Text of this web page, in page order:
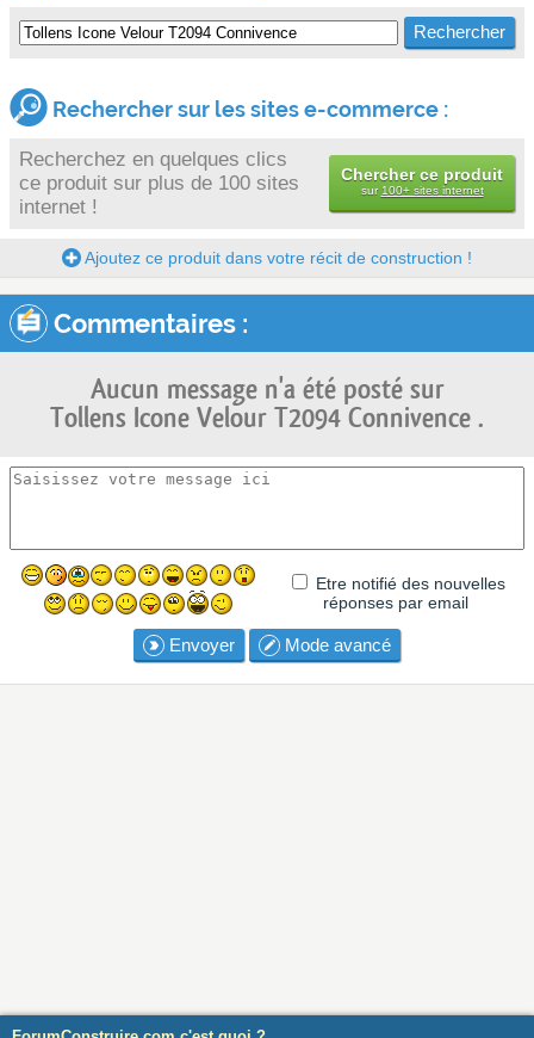
Rechercher sur les sites e-commerce :
Recherchez en quelques clics
ce produit sur plus de 100 sites
internet !
Chercher ce produit
sur 100+ sites internet
Ajoutez ce produit dans votre récit de construction !
Commentaires :
Aucun message n'a été posté sur
Tollens Icone Velour T2094 Connivence .
Etre notifié des nouvelles
réponses par email
Envoyer Mode avancé